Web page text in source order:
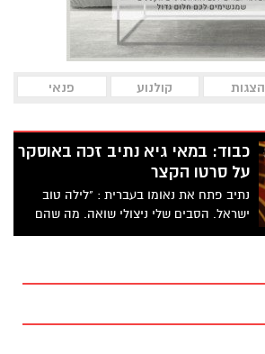
הצגות קולנוע פנאי
כבוד: במאי גיא נתיב זכה באוסקר
על סרטו הקצר
נתיב פתח את נאומו בעברית : "לילה טוב
ישראל. הסבים שלי ניצולי שואה. מה שהם
עברו שם - אנחנו רואים בכל מקום, באמריקה
שאנחנו רוצים בשבילם כדי שיזכו להגשים את
טוב!".